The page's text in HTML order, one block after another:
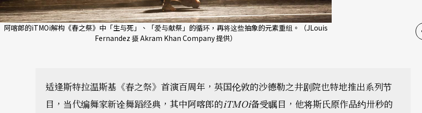
阿喀郎的iTMOi解构《春之祭》中「生与死」、「爱与献祭」的循环，再将这些抽象的元素重组。（JLouis
Fernandez 摄 Akram Khan Company 提供）
适逢斯特拉温斯基《春之祭》首演百周年，英国伦敦的沙德勒之井剧院也特地推出系列节
目，当代编舞家新诠舞蹈经典，其中阿喀郎的iTMOi备受瞩目，他将斯氏原作品约卅秒的